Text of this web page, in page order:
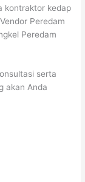
kontraktor kedap
Peredam
Peredam
serta
akan Anda